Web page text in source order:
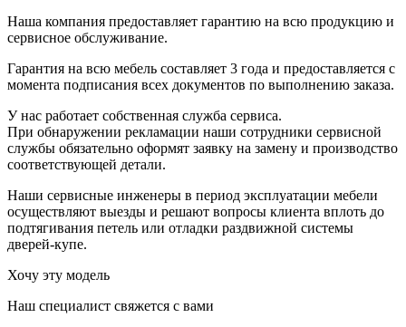
Наша компания предоставляет гарантию на всю продукцию и
сервисное обслуживание.
Гарантия на всю мебель составляет 3 года и предоставляется с
момента подписания всех документов по выполнению заказа.
У нас работает собственная служба сервиса.
При обнаружении рекламации наши сотрудники сервисной
службы обязательно оформят заявку на замену и производство
соответствующей детали.
Наши сервисные инженеры в период эксплуатации мебели
осуществляют выезды и решают вопросы клиента вплоть до
подтягивания петель или отладки раздвижной системы
дверей-купе.
Хочу эту модель
Наш специалист свяжется с вами